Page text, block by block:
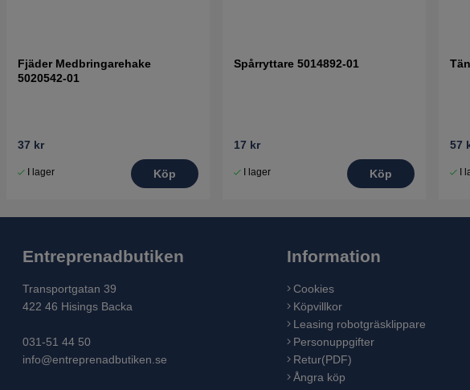
Fjäder Medbringarehake
5020542-01
37 kr
I lager Köp
Spårryttare 5014892-01
17 kr
I lager Köp
57
I
Entreprenadbutiken
Transportgatan 39
422 46 Hisings Backa
031-51 44 50
info@entreprenadbutiken.se
Information
Cookies
Köpvillkor
Leasing robotgräsklippare
Personuppgifter
Retur(PDF)
Ångra köp